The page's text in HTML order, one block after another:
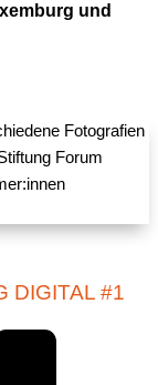
und
DIGITAL #1